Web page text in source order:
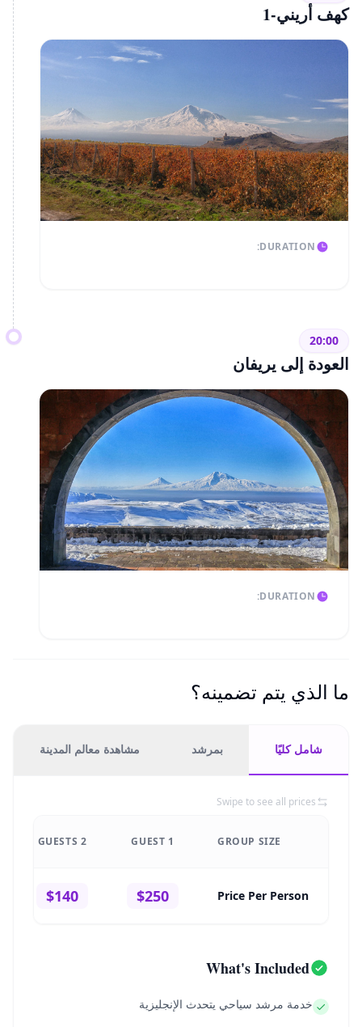
كهف أريني-1
DURATION:
20:00
العودة إلى يريفان
DURATION:
ما الذي يتم تضمينه؟
شامل كليًا بمرشد مشاهدة معالم المدينة
Swipe to see all prices
GROUP SIZE
1 GUEST
2 GUESTS
Price Per Person
$250
$140
What's Included
خدمة مرشد سياحي يتحدث الإنجليزية